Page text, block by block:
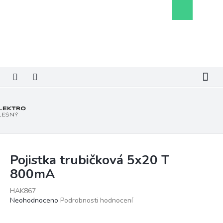
košík
Pojistka trubičková 5x20 T
800mA
HAK867
Průměrné
Neohodnoceno Podrobnosti hodnocení